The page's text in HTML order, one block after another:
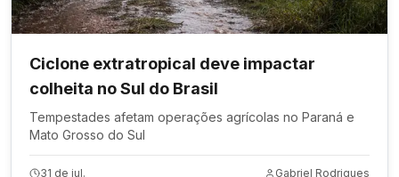
Ciclone extratropical deve impactar
colheita no Sul do Brasil
Tempestades afetam operações agrícolas no Paraná e
Mato Grosso do Sul
31 de jul. Gabriel Rodrigues